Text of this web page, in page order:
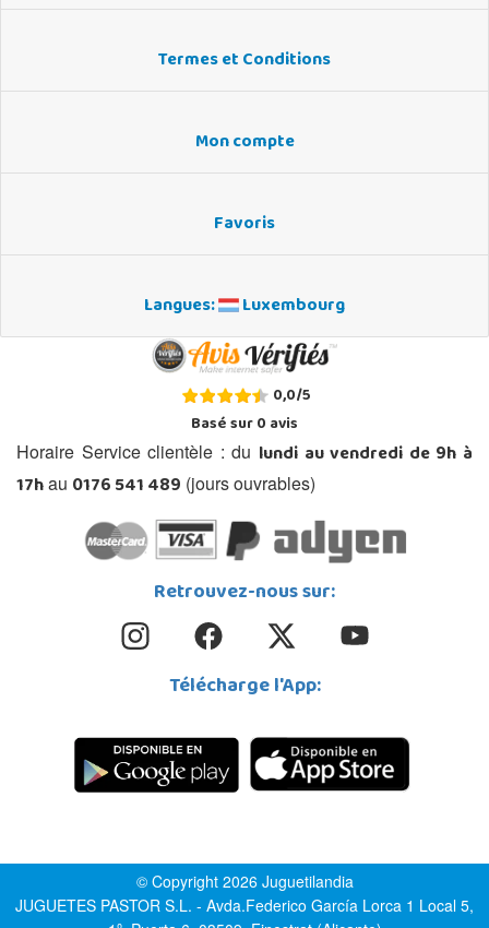
Termes et Conditions
Mon compte
Favoris
Langues: Luxembourg
0,0/5
Basé sur0avis
Horaire Service clientèle : du lundi au vendredi de 9h à
17hau 0176 541 489 (jours ouvrables)
Retrouvez-nous sur:
Télécharge l'App:
© Copyright 2026 Juguetilandia
JUGUETES PASTOR S.L. - Avda.Federico García Lorca 1 Local 5,